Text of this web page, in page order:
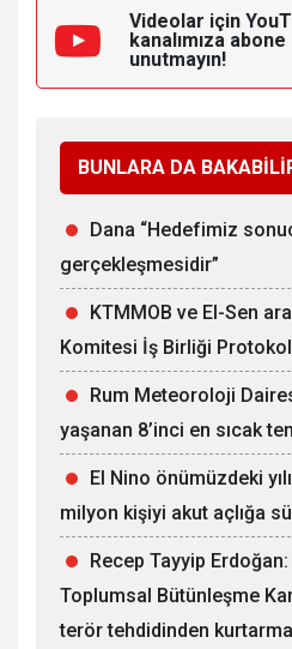
Videolar için
kanalımıza abone
unutmayın!
BUNLARA DA
Dana “Hedefimiz
gerçekleşmesidir”
KTMMOB ve El-Sen
Komitesi İş Birliği
Rum Meteoroloji
yaşanan 8’inci en sıcak
El Nino önümüzdeki
milyon kişiyi akut açlığa
Recep Tayyip
Toplumsal Bütünleşme
terör tehdidinden